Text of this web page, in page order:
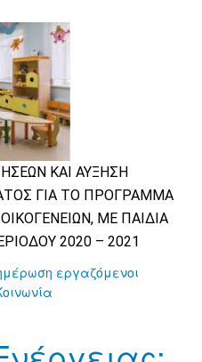
ΚΑΙ ΑΥΞΗΣΗ
ΓΙΑ ΤΟ ΠΡΟΓΡΑΜΜΑ
ΜΕ ΠΑΙΔΙΑ
2020 – 2021
εργαζόμενοι